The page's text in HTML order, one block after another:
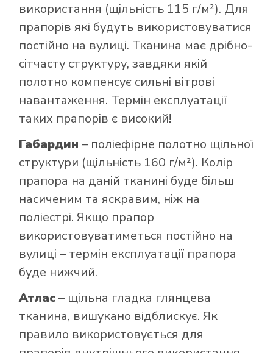
використання (щільність 115 г/м²). Для
прапорів які будуть використовуватися
постійно на вулиці. Тканина має дрібно-
сітчасту структуру, завдяки якій
полотно компенсує сильні вітрові
навантаження. Термін експлуатації
таких прапорів є високий!
Габардин – поліефірне полотно щільної
структури (щільність 160 г/м²). Колір
прапора на даній тканині буде більш
насиченим та яскравим, ніж на
поліестрі. Якщо прапор
використовуватиметься постійно на
вулиці – термін експлуатації прапора
буде нижчий.
Атлас– щільна гладка глянцева
тканина, вишукано відблискує. Як
правило використовується для